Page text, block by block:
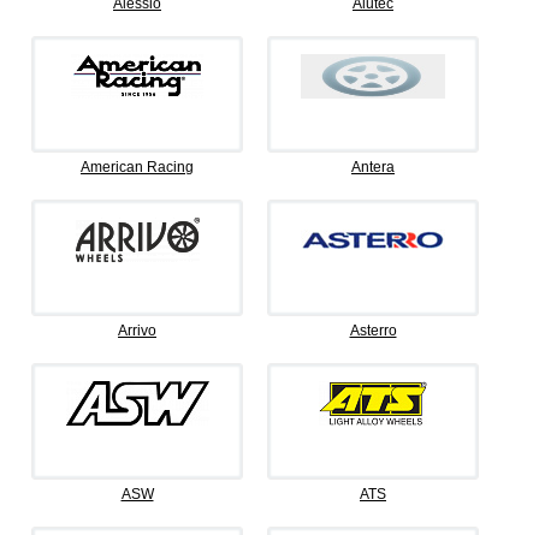
Alessio Alutec
American Racing Antera
Arrivo Asterro
ASW ATS